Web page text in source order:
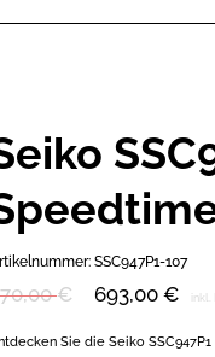
SSC947P1-107
€ 693,00 € inkl.
Sie die Seiko